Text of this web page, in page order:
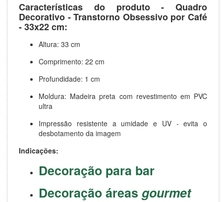
Características do produto - Quadro
Decorativo - Transtorno Obsessivo por Café
- 33x22 cm:
Altura: 33 cm
Comprimento: 22 cm
Profundidade: 1 cm
Moldura: Madeira preta com revestimento em PVC
ultra
Impressão resistente a umidade e UV - evita o
desbotamento da imagem
Indicações:
Decoração para bar
Decoração áreas gourmet